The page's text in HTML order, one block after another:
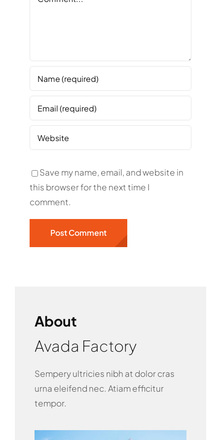
Save my name, email, and website in
this browser for the next time I
comment.
About
Avada Factory
Sempery ultricies nibh at dolor cras
urna eleifend nec. Atiam efficitur
tempor.